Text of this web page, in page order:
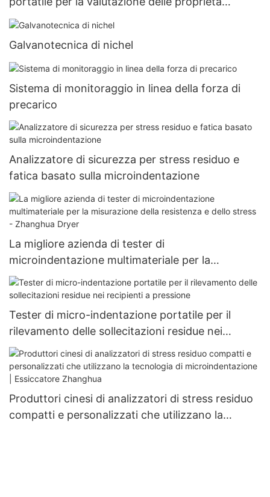
meccaniche - Zhanghua Dryer
Galvanotecnica di nichel
Sistema di monitoraggio in linea della forza di
precarico
Analizzatore di sicurezza per stress residuo e
fatica basato sulla microindentazione
La migliore azienda di tester di
microindentazione multimateriale per la
misurazione della resistenza e dello stress -
Zhanghua Dryer
Tester di micro-indentazione portatile per il
rilevamento delle sollecitazioni residue nei
recipienti a pressione
Produttori cinesi di analizzatori di stress residuo
compatti e personalizzati che utilizzano la